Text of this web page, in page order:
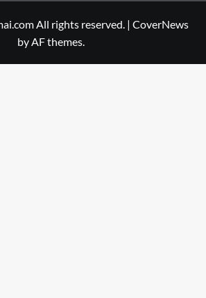
All rights reserved. | CoverNews
by AF themes.